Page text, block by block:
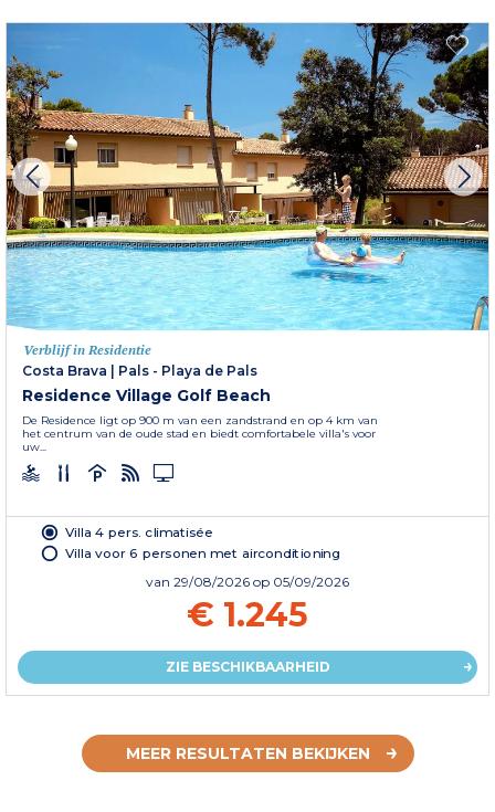
Verblijf in Residentie
Costa Brava | Pals - Playa de Pals
Residence Village Golf Beach
De Residence ligt op 900 m van een zandstrand en op 4 km van
het centrum van de oude stad en biedt comfortabele villa's voor
uw...
Villa 4 pers. climatisée
Villa voor 6 personen met airconditioning
van 29/08/2026 op 05/09/2026
€ 1.245
ZIE BESCHIKBAARHEID
MEER RESULTATEN BEKIJKEN